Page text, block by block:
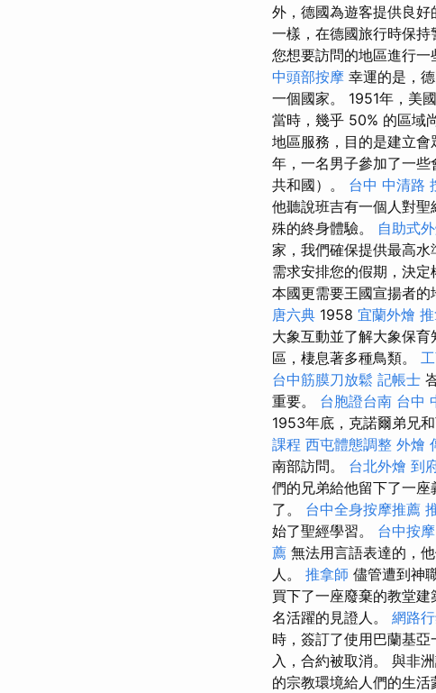
外，德國為遊客提供良好
一樣，在德國旅行時保持
您想要訪問的地區進行一
中頭部按摩 幸運的是，
一個國家。 1951年，美
當時，幾乎 50% 的區域
地區服務，目的是建立會
年，一名男子參加了一
共和國）。 台中 中清路
他聽說班吉有一個人對
殊的終身體驗。 自助式
家，我們確保提供最高水
需求安排您的假期，決
本國更需要王國宣揚者的
唐六典 1958 宜蘭外燴
大象互動並了解大象保育
區，棲息著多種鳥類。
台中筋膜刀放鬆 記帳士
重要。 台胞證台南 台中
1953年底，克諾爾弟兄
課程 西屯體態調整 外燴
南部訪問。 台北外燴 到
們的兄弟給他留下了一座
了。 台中全身按摩推薦
始了聖經學習。 台中按摩
薦 無法用言語表達的，
人。 推拿師 儘管遭到神
買下了一座廢棄的教堂建
名活躍的見證人。 網路
時，簽訂了使用巴蘭基亞
入，合約被取消。 與非
的宗教環境給人們的生活